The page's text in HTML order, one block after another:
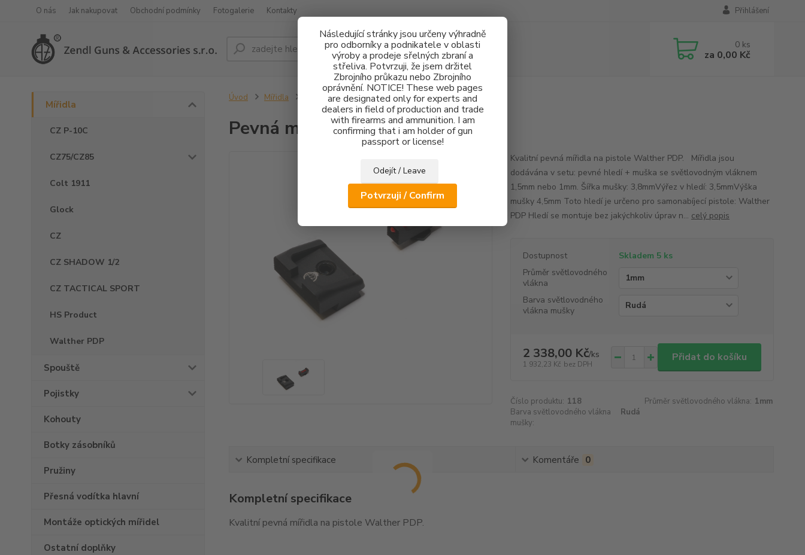
Následující stránky jsou určeny výhradně
pro odborníky a podnikatele v oblasti
výroby a prodeje sřelných zbraní a
střeliva. Potvrzuji, že jsem držitel
Zbrojního průkazu nebo Zbrojního
oprávnění. NOTICE! These web pages
are designated only for experts and
dealers in field of production and trade
with firearms and ammunition. I am
confirming that i am holder of gun
passport or license!
Odejít / Leave
Potvrzuji / Confirm
O nás Jak nakupovat Obchodní podmínky Fotogalerie Kontakty Přihlášení
Hledat 0 ks
za 0,00 Kč
Mířidla
CZ P-10C
CZ75/CZ85
Colt 1911
Glock
CZ
CZ SHADOW 1/2
CZ TACTICAL SPORT
HS Product
Walther PDP
Spouště
Pojistky
Kohouty
Botky zásobníků
Pružiny
Přesná vodítka hlavní
Montáže optických mířidel
Ostatní doplňky
Úvod Mířidla Pevná mířidla Walther PDP
Pevná mířidla Walther PDP
Kvalitní pevná mířidla na pistole Walther PDP. Mířidla jsou
dodávána v setu: pevné hledí + muška se světlovodným vláknem
1,5mm nebo 1mm. Šířka mušky: 3,8mmVýřez v hledí: 3,5mmVýška
mušky 4,5mm Toto hledí je určeno pro samonabíjecí pistole: Walther
PDP Hledí se montuje bez jakýchkoliv úprav n... celý popis
Dostupnost
Skladem 5 ks
Průměr světlovodného
vlákna
Barva světlovodného
vlákna mušky
2 338,00 Kč/ks
1 932,23 Kč bez DPH
Přidat do košíku
Číslo produktu: 118 Průměr světlovodného vlákna: 1mm
Barva světlovodného vlákna
mušky:
Rudá
Kompletní specifikace Komentáře 0
Kompletní specifikace
Kvalitní pevná mířidla na pistole Walther PDP.